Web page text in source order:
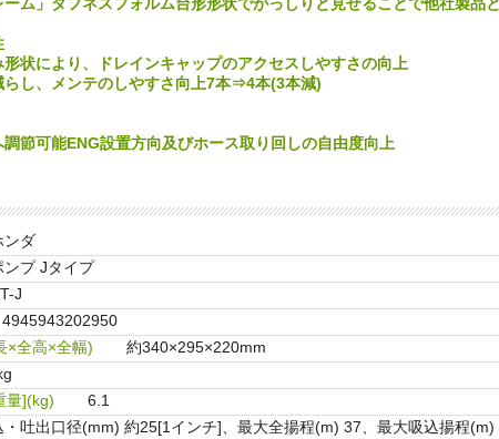
状により、ドレインキャップのアクセスしやすさの向上
らし、メンテのしやすさ向上7本⇒4本(3本減)
節可能ENG設置方向及びホース取り回しの自由度向上
ンダ
ンプ Jタイプ
J
4945943202950
×全高×全幅)
約340×295×220mm
量](kg)
6.1
・吐出口径(mm) 約25[1インチ]、最大全揚程(m) 37、最大吸込揚程